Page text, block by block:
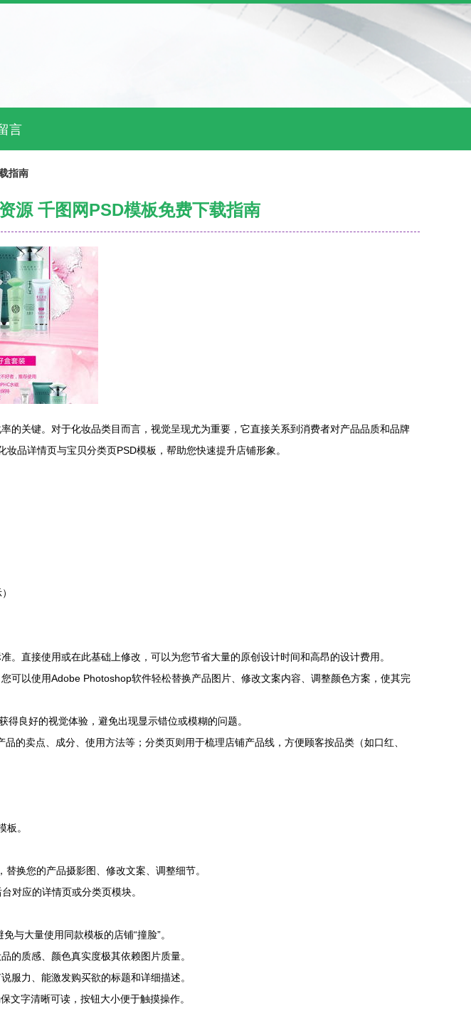
言
指南
源 千图网PSD模板免费下载指南
关键。对于化妆品类目而言，视觉呈现尤为重要，它直接关系到消费者对产品品质和品牌
品详情页与宝贝分类页PSD模板，帮助您快速提升店铺形象。
直接使用或在此基础上修改，可以为您节省大量的原创设计时间和高昂的设计费用。
可以使用Adobe Photoshop软件轻松替换产品图片、修改文案内容、调整颜色方案，使其完
良好的视觉体验，避免出现显示错位或模糊的问题。
的卖点、成分、使用方法等；分类页则用于梳理店铺产品线，方便顾客按品类（如口红、
板。
换您的产品摄影图、修改文案、调整细节。
对应的详情页或分类页模块。
与大量使用同款模板的店铺“撞脸”。
的质感、颜色真实度极其依赖图片质量。
服力、能激发购买欲的标题和详细描述。
文字清晰可读，按钮大小便于触摸操作。